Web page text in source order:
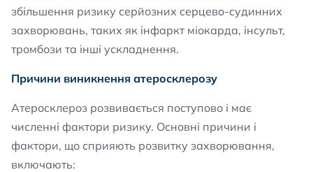
збільшення ризику серйозних серцево-судинних
захворювань, таких як інфаркт міокарда, інсульт,
тромбози та інші ускладнення.
Причини виникнення атеросклерозу
Атеросклероз розвивається поступово і має
численні фактори ризику. Основні причини і
фактори, що сприяють розвитку захворювання,
включають: